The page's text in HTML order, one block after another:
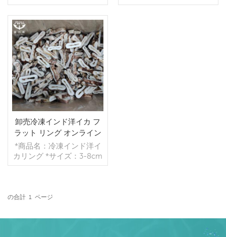
ス：ゆで グレージング：
IQF 40％（カスタマイズ
可能） 包装：1kg/バッ
グ,10kg /織りバッグ（カ
スタマイズ可能） 販売モ
デル：卸売/輸出 min .注
文：20フィートコンテ
ナ/40フィートコンテナ 支
払い：TT/С確認された取
消不能のLCを一目で 発
送：入金確認後20日以内
起源：中国 ブランド：fu
wang hang
続きを読む
ス：カット グレージン
卸売冷凍インド洋イカ フ
ラット リング オンライン
*商品名：冷凍インド洋イ
カリング *サイズ：3-8cm
*梱包方法：10kg/ ctn
(kg):20kg ※添加物：なし
の合計 1 ページ